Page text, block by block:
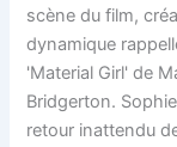
scène du film,
dynamique
'Material Girl' de
Bridgerton.
retour inattendu